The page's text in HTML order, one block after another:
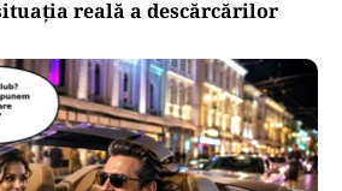
reală a descărcărilor